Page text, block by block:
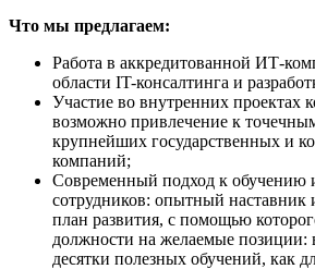
Что мы предлагаем:
Работа в аккредитованной ИТ-
области IT-консалтинга и
Участие во внутренних проектах
возможно привлечение к
крупнейших государственных и
компаний;
Современный подход к обучению
сотрудников: опытный
план развития, с помощью
должности на желаемые позиции:
десятки полезных обучений, как